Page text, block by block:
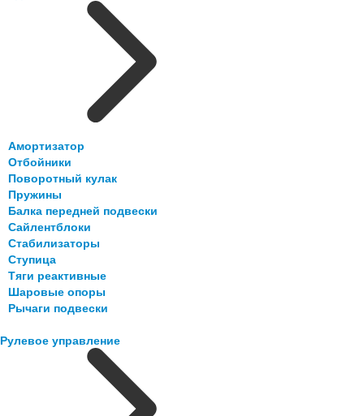
Амортизатор
Отбойники
Поворотный кулак
Пружины
Балка передней подвески
Сайлентблоки
Стабилизаторы
Ступица
Тяги реактивные
Шаровые опоры
Рычаги подвески
Рулевое управление